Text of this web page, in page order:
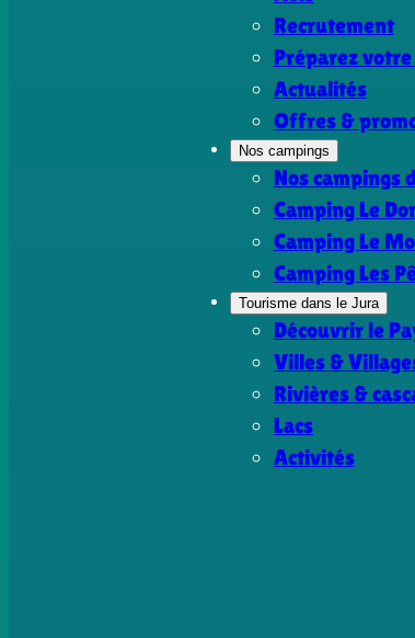
Recrutement
Préparez
Actualités
Offres &
Nos campings
Nos campings
Camping Le
Camping Le
Camping Les
Tourisme dans le Jura
Découvrir le
Villes &
Rivières &
Lacs
Activités